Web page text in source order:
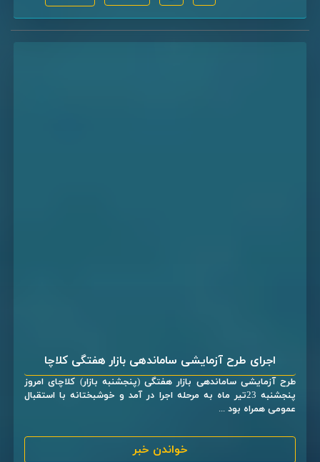
اجرای طرح آزمایشی ساماندهی بازار هفتگی کلاچا
طرح آزمایشی ساماندهی بازار هفتگی (پنجشنبه بازار) کلاچای امروز
پنجشنبه 23تیر ماه به مرحله اجرا در آمد و خوشبختانه با استقبال
عمومی همراه بود ...
خواندن خبر